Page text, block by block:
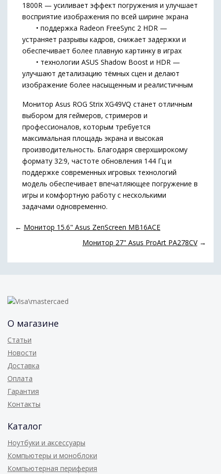
1800R — усиливает эффект погружения и улучшает
восприятие изображения по всей ширине экрана
• поддержка Radeon FreeSync 2 HDR —
устраняет разрывы кадров, снижает задержки и
обеспечивает более плавную картинку в играх
• технологии ASUS Shadow Boost и HDR —
улучшают детализацию тёмных сцен и делают
изображение более насыщенным и реалистичным
Монитор Asus ROG Strix XG49VQ станет отличным
выбором для геймеров, стримеров и
профессионалов, которым требуется
максимальная площадь экрана и высокая
производительность. Благодаря сверхширокому
формату 32:9, частоте обновления 144 Гц и
поддержке современных игровых технологий
модель обеспечивает впечатляющее погружение в
игры и комфортную работу с несколькими
задачами одновременно.
← Монитор 15.6" Asus ZenScreen MB16ACE
Монитор 27" Asus ProArt PA278CV→
О магазине
Статьи
Новости
Доставка
Оплата
Гарантия
Контакты
Каталог
Ноутбуки и аксессуары
Компьютеры и моноблоки
Компьютерная периферия